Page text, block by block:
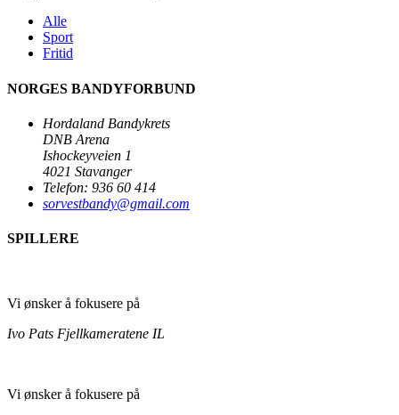
Alle
Sport
Fritid
NORGES BANDYFORBUND
Hordaland Bandykrets
DNB Arena
Ishockeyveien 1
4021 Stavanger
Telefon: 936 60 414
sorvestbandy@gmail.com
SPILLERE
Vi ønsker å fokusere på
Ivo Pats Fjellkameratene IL
Vi ønsker å fokusere på